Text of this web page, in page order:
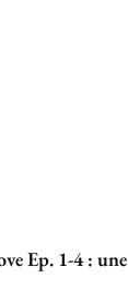
Ep. 1-4 :